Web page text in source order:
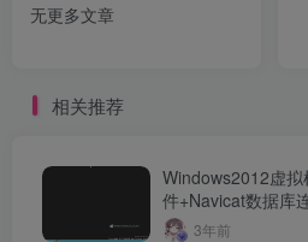
无更多文章
相关推荐
Windows2012虚
件+Navicat数据库
3年前